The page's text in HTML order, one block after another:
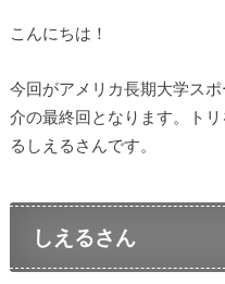
こんにちは！
今回がアメリカ長期大学ス
介の最終回となります。ト
るしえるさんです。
しえるさん